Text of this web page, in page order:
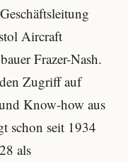
Aircraft
Frazer-Nash.
Zugriff auf
Know-how aus
schon seit 1934
als